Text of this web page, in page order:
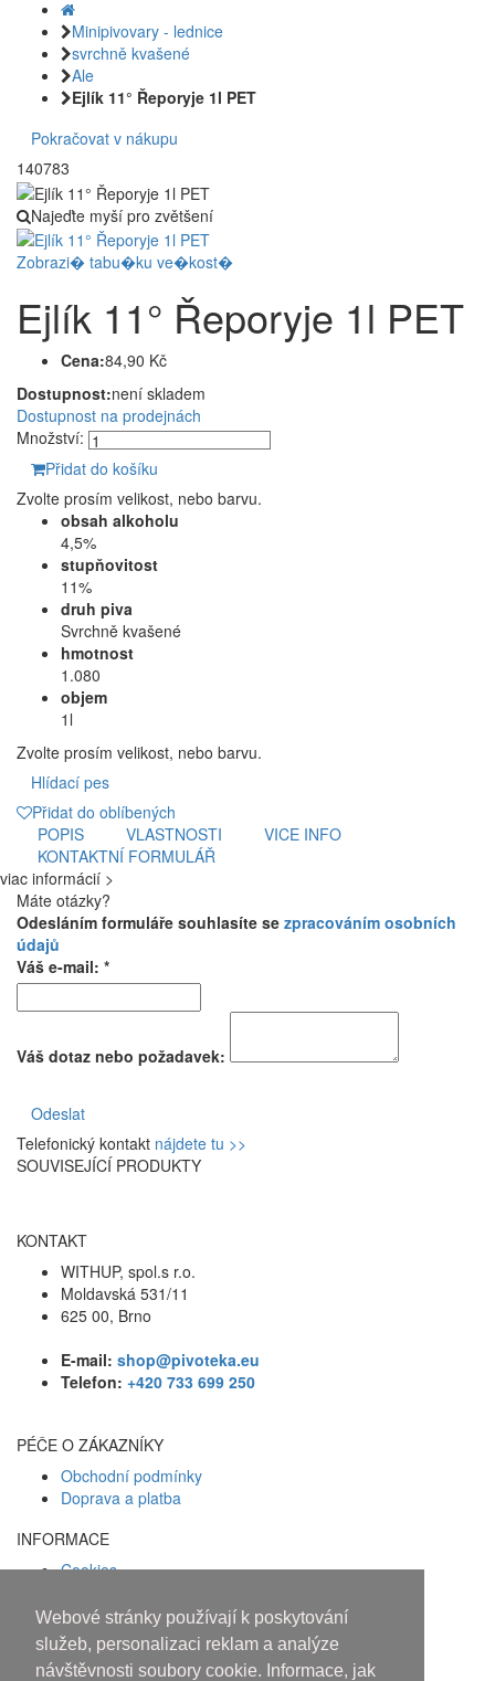
Webové stránky používají k poskytování
služeb, personalizaci reklam a analýze
návštěvnosti soubory cookie. Informace, jak
Minipivovary - lednice
svrchně kvašené
Ale
Ejlík 11° Řeporyje 1l PET
Pokračovat v nákupu
140783
Najeďte myší pro zvětšení
Zobrazi� tabu�ku ve�kost�
Ejlík 11° Řeporyje 1l PET
Cena:84,90 Kč
Dostupnost:není skladem
Dostupnost na prodejnách
Množství:
Přidat do košíku
Zvolte prosím velikost, nebo barvu.
obsah alkoholu
4,5%
stupňovitost
11%
druh piva
Svrchně kvašené
hmotnost
1.080
objem
1l
Zvolte prosím velikost, nebo barvu.
Hlídací pes
Přidat do oblíbených
POPIS
VLASTNOSTI
VICE INFO
KONTAKTNÍ FORMULÁŘ
viac informácií >
Máte otázky?
Odesláním formuláře souhlasíte se zpracováním osobních
údajů
Váš e-mail: *
Váš dotaz nebo požadavek:
Odeslat
Telefonický kontakt nájdete tu >>
SOUVISEJÍCÍ PRODUKTY
KONTAKT
WITHUP, spol.s r.o.
Moldavská 531/11
625 00, Brno
E-mail: shop@pivoteka.eu
Telefon: +420 733 699 250
PÉČE O ZÁKAZNÍKY
Obchodní podmínky
Doprava a platba
INFORMACE
Cookies
Facebook